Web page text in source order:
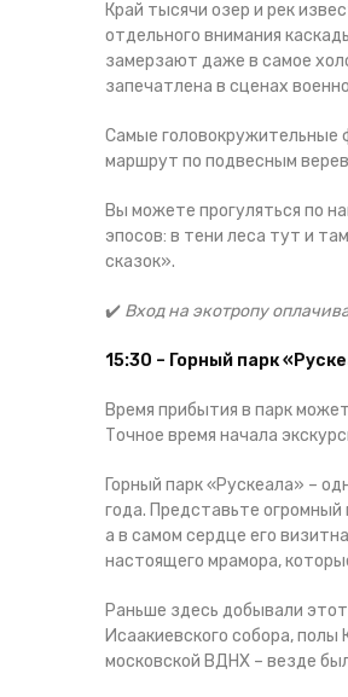
Край тысячи озер и рек
отдельного внимания
замерзают даже в самое
запечатлена в сценах
Самые головокружительные
маршрут по подвесным
Вы можете прогуляться по
эпосов: в тени леса тут и
сказок».
✔️ Вход на экотропу
15:30 – Горный парк
Время прибытия в парк
Точное время начала
Горный парк «Рускеала» –
года. Представьте
а в самом сердце его
настоящего мрамора,
Раньше здесь добывали
Исаакиевского собора,
московской ВДНХ – везде